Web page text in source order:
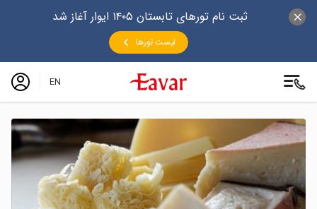
ثبت نام تورهای تابستان ۱۴۰۵ ایوار آغاز شد
لیست تورها
EN